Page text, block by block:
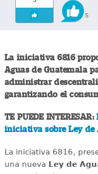
5
La iniciativa 6816
Aguas de Guatemala
administrar
garantizando el
TE PUEDE INTERESAR:
iniciativa sobre Ley de
La iniciativa 6816,
una nueva Ley de